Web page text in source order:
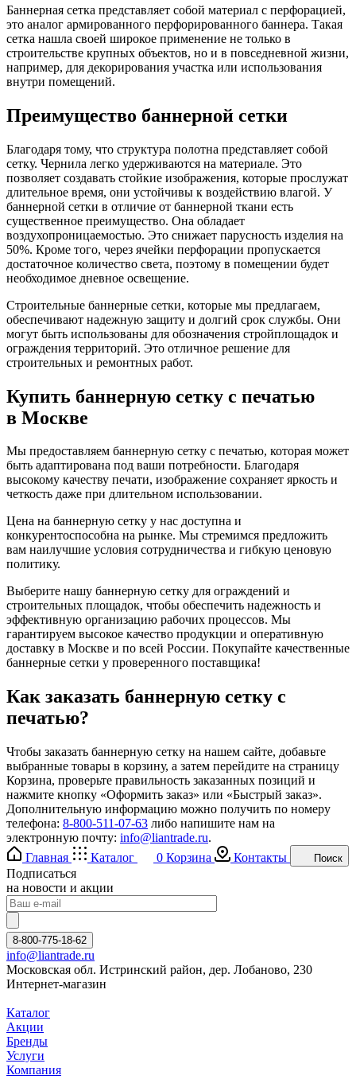
Баннерная сетка представляет собой материал с перфорацией,
это аналог армированного перфорированного баннера. Такая
сетка нашла своей широкое применение не только в
строительстве крупных объектов, но и в повседневной жизни,
например, для декорирования участка или использования
внутри помещений.
Преимущество баннерной сетки
Благодаря тому, что структура полотна представляет собой
сетку. Чернила легко удерживаются на материале. Это
позволяет создавать стойкие изображения, которые прослужат
длительное время, они устойчивы к воздействию влагой. У
баннерной сетки в отличие от баннерной ткани есть
существенное преимущество. Она обладает
воздухопроницаемостью. Это снижает парусность изделия на
50%. Кроме того, через ячейки перфорации пропускается
достаточное количество света, поэтому в помещении будет
необходимое дневное освещение.
Строительные баннерные сетки, которые мы предлагаем,
обеспечивают надежную защиту и долгий срок службы. Они
могут быть использованы для обозначения стройплощадок и
ограждения территорий. Это отличное решение для
строительных и ремонтных работ.
Купить баннерную сетку с печатью
в Москве
Мы предоставляем баннерную сетку с печатью, которая может
быть адаптирована под ваши потребности. Благодаря
высокому качеству печати, изображение сохраняет яркость и
четкость даже при длительном использовании.
Цена на баннерную сетку у нас доступна и
конкурентоспособна на рынке. Мы стремимся предложить
вам наилучшие условия сотрудничества и гибкую ценовую
политику.
Выберите нашу баннерную сетку для ограждений и
строительных площадок, чтобы обеспечить надежность и
эффективную организацию рабочих процессов. Мы
гарантируем высокое качество продукции и оперативную
доставку в Москве и по всей России. Покупайте качественные
баннерные сетки у проверенного поставщика!
Как заказать баннерную сетку с
печатью?
Чтобы заказать баннерную сетку на нашем сайте, добавьте
выбранные товары в корзину, а затем перейдите на страницу
Корзина, проверьте правильность заказанных позиций и
нажмите кнопку «Оформить заказ» или «Быстрый заказ».
Дополнительную информацию можно получить по номеру
телефона: 8-800-511-07-63 либо напишите нам на
электронную почту: info@liantrade.ru.
Главная
Каталог 0 Корзина Контакты Поиск
Подписаться
на новости и акции
8-800-775-18-62
info@liantrade.ru
Московская обл. Истринский район, дер. Лобаново, 230
Интернет-магазин
Каталог
Акции
Бренды
Услуги
Компания